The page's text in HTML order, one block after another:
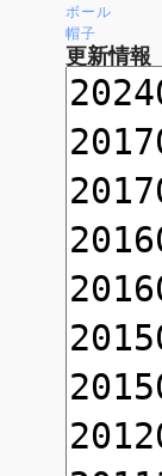
ボール
帽子
更新情